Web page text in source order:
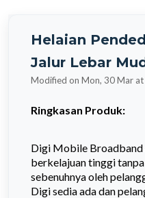
Helaian
Jalur Lebar
Modified on Mon, 30 Mar
Ringkasan Produk:
Digi Mobile Broadband
berkelajuan tinggi
sebenuhnya oleh
Digi sedia ada dan